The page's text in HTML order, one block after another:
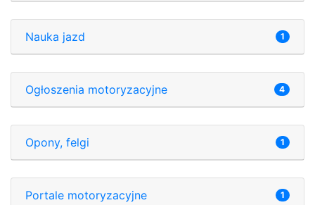
Nauka jazd 1
Ogłoszenia motoryzacyjne 4
Opony, felgi 1
Portale motoryzacyjne 1